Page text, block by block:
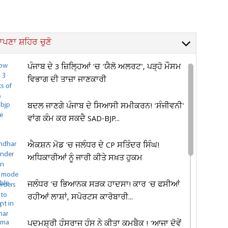
ਸ਼ਹਿਰ ਚੁਣੋ
ਪੰਜਾਬ ਦੇ 3 ਜ਼ਿਲ੍ਹਿਆਂ 'ਚ 'ਯੈਲੋ ਅਲਰਟ', ਪੜ੍ਹੋ ਮੌਸਮ
ਵਿਭਾਗ ਦੀ ਤਾਜ਼ਾ ਜਾਣਕਾਰੀ
ਬਦਲ ਜਾਣਗੇ ਪੰਜਾਬ ਦੇ ਸਿਆਸੀ ਸਮੀਕਰਨ! 'ਸੰਜੀਵਨੀ'
ਵਾਂਗ ਕੰਮ ਕਰ ਸਕਦੈ SAD-BJP...
ਐਕਸ਼ਨ ਮੋਡ 'ਚ ਜਲੰਧਰ ਦੇ CP ਸਤਿੰਦਰ ਸਿੰਘ!
ਅਧਿਕਾਰੀਆਂ ਨੂੰ ਜਾਰੀ ਕੀਤੇ ਸਖ਼ਤ ਹੁਕਮ
ਜਲੰਧਰ 'ਚ ਭਿਆਨਕ ਸੜਕ ਹਾਦਸਾ! ਕਾਰ 'ਚ ਫਸੀਆਂ
ਰਹੀਆਂ ਲਾਸ਼ਾਂ, ਸਪੋਰਟਸ ਕਾਰੋਬਾਰੀ...
ਪਦਮਸ਼੍ਰੀ ਹੰਸਰਾਜ ਹੰਸ ਨੇ ਕੀਤਾ ਕਮਬੈਕ ! 'ਆਜਾ ਦੋਵੇਂ